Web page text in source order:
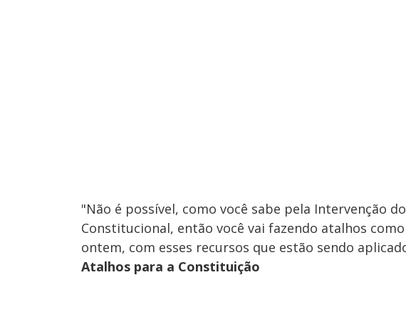
"Não é possível, como você sabe pela Intervenção
Constitucional, então você vai fazendo atalhos
ontem, com esses recursos que estão sendo
Atalhos para a Constituição